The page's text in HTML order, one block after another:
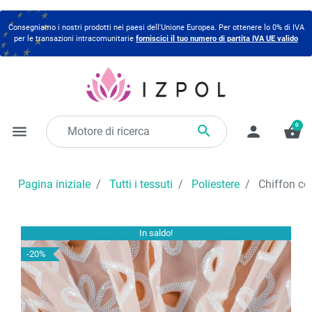
Consegniamo i nostri prodotti nei paesi dell'Unione Europea. Per ottenere lo 0% di IVA
per le transazioni intracomunitarie forniscici il tuo numero di partita IVA UE valido
menu  person shopping_basket
0
Pagina iniziale Tutti i tessuti Poliestere Chiffon
In saldo!
-20%